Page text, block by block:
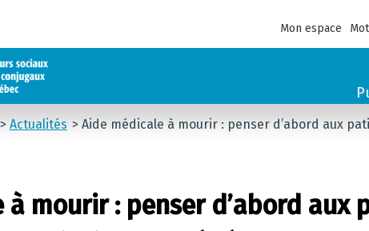
Mon espace
Actualités Aide médicale à mourir : penser d’abord aux
mourir : penser d’abord